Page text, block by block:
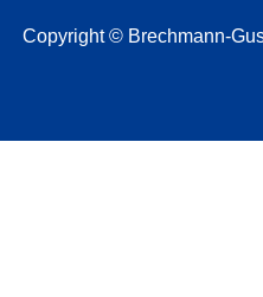
Copyright © Brechmann-